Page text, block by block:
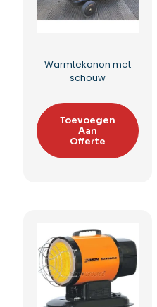
Warmtekanon met
schouw
Toevoegen
Aan
Offerte